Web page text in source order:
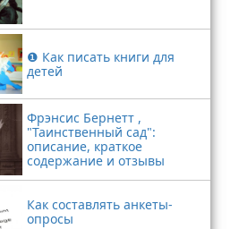
❶ Как писать книги для
детей
Фрэнсис Бернетт ,
"Таинственный сад":
описание, краткое
содержание и отзывы
Как составлять анкеты-
опросы